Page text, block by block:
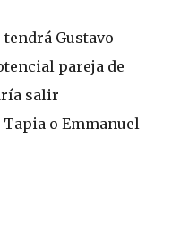
Gustavo
pareja de
salir
o Emmanuel